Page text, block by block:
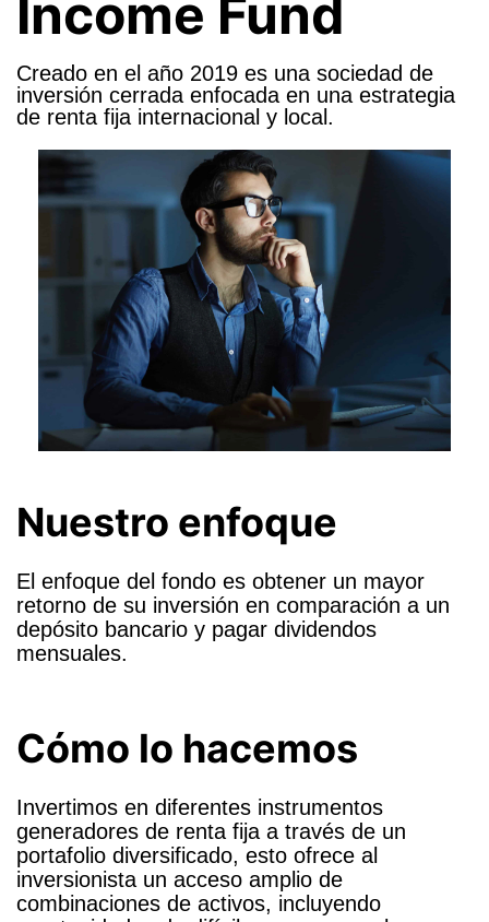
Income Fund
Creado en el año 2019 es una sociedad de
inversión cerrada enfocada en una estrategia
de renta fija internacional y local.
Nuestro enfoque
El enfoque del fondo es obtener un mayor
retorno de su inversión en comparación a un
depósito bancario y pagar dividendos
mensuales.
Cómo lo hacemos
Invertimos en diferentes instrumentos
generadores de renta fija a través de un
portafolio diversificado, esto ofrece al
inversionista un acceso amplio de
combinaciones de activos, incluyendo